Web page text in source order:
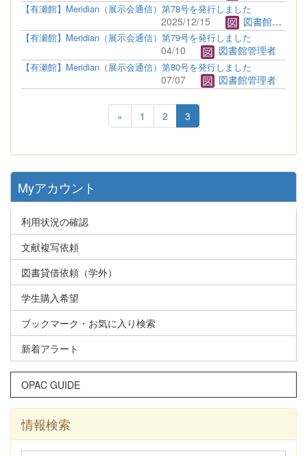
【有瀬館】Meridian（展示会通信）第78号を発行しました
2025/12/15 図書館管理者
【有瀬館】Meridian（展示会通信）第79号を発行しました
04/10 図書館管理者
【有瀬館】Meridian（展示会通信）第80号を発行しました
07/07 図書館管理者
« 1 2 3
Myアカウント
利用状況の確認
文献複写依頼
図書貸借依頼（学外）
学生購入希望
ブックマーク・お気に入り検索
新着アラート
OPAC GUIDE
情報検索